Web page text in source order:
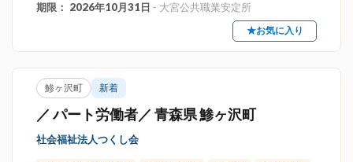
期限： 2026年10月31日 - 大宮公共職業安定所
★お気に入り
鯵ヶ沢町 新着
／ パート労働者／ 青森県 鯵ヶ沢町
社会福祉法人つくし会